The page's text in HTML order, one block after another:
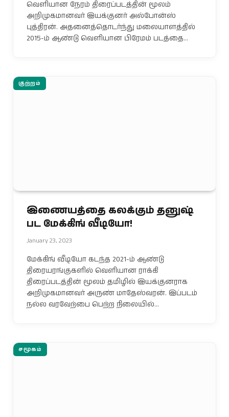
வெளியான நேரம் திரைப்படத்தின் மூலம்
அறிமுகமானவர் இயக்குனர் அல்போன்ஸ்
புத்திரன். அதனைத்தொடர்ந்து மலையாளத்தில்
2015-ம் ஆண்டு வெளியான பிரேமம் படத்தை…
குற்றம்
இணையத்தை கலக்கும் தனுஷ்
பட மேக்கிங் வீடியோ!
January 23, 2023
மேக்கிங் வீடியோ கடந்த 2021-ம் ஆண்டு
திரையரங்குகளில் வெளியான ராக்கி
திரைப்படத்தின் மூலம் தமிழில் இயக்குனராக
அறிமுகமானவர் அருண் மாதேஸ்வரன். இப்படம்
நல்ல வரவேற்பை பெற்ற நிலையில்…
சமூகம்